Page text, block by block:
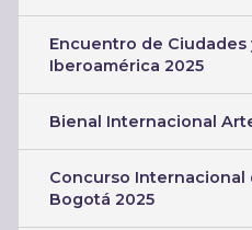
Encuentro de Ciudades
Iberoamérica 2025
Bienal Internacional
Concurso Internacional
Bogotá 2025